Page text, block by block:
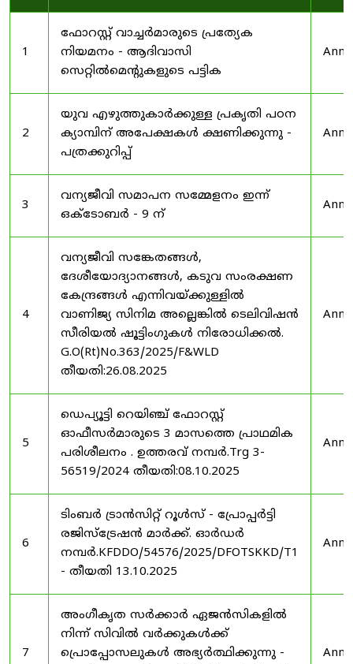
1
ഫോറസ്റ്റ് വാച്ചർമാരുടെ പ്രത്യേക
നിയമനം - ആദിവാസി
സെറ്റിൽമെന്റുകളുടെ പട്ടിക
2
യുവ എഴുത്തുകാർക്കുള്ള പ്രകൃതി പഠന
ക്യാമ്പിന് അപേക്ഷകൾ ക്ഷണിക്കുന്നു -
പത്രക്കുറിപ്പ്
3
വന്യജീവി സമാപന സമ്മേളനം ഇന്ന്
ഒക്ടോബർ - 9 ന്
4
വന്യജീവി സങ്കേതങ്ങൾ,
ദേശീയോദ്യാനങ്ങൾ, കടുവ സംരക്ഷണ
കേന്ദ്രങ്ങൾ എന്നിവയ്ക്കുള്ളിൽ
വാണിജ്യ സിനിമ അല്ലെങ്കിൽ ടെലിവിഷൻ
സീരിയൽ ഷൂട്ടിംഗുകൾ നിരോധിക്കൽ.
G.O(Rt)No.363/2025/F&WLD
തീയതി:26.08.2025
5
ഡെപ്യൂട്ടി റെയിഞ്ച് ഫോറസ്റ്റ്
ഓഫീസർമാരുടെ 3 മാസത്തെ പ്രാഥമിക
പരിശീലനം . ഉത്തരവ് നമ്പർ.Trg 3-
56519/2024 തീയതി:08.10.2025
6
ടിംബർ ട്രാൻസിറ്റ് റൂൾസ് - പ്രോപ്പർട്ടി
രജിസ്ട്രേഷൻ മാർക്ക്. ഓർഡർ
നമ്പർ.KFDDO/54576/2025/DFOTSKKD/T1
- തീയതി 13.10.2025
7
അംഗീകൃത സർക്കാർ ഏജൻസികളിൽ
നിന്ന് സിവിൽ വർക്കുകൾക്ക്
പ്രൊപ്പോസലുകൾ അഭ്യർത്ഥിക്കുന്നു -